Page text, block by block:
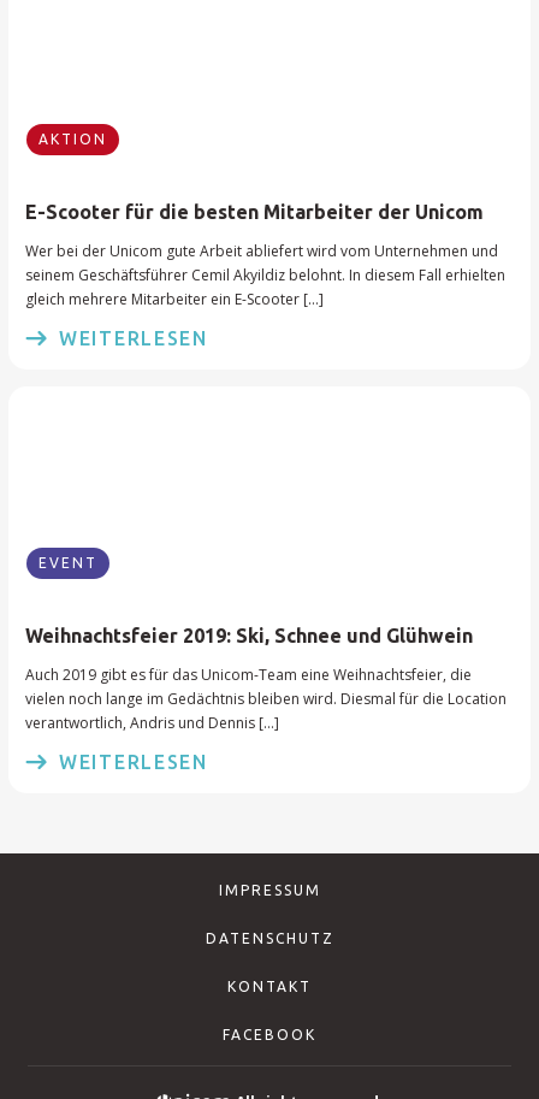
AKTION
E-Scooter für die besten Mitarbeiter der Unicom
Wer bei der Unicom gute Arbeit abliefert wird vom Unternehmen und
seinem Geschäftsführer Cemil Akyildiz belohnt. In diesem Fall erhielten
gleich mehrere Mitarbeiter ein E-Scooter […]
WEITERLESEN
EVENT
Weihnachtsfeier 2019: Ski, Schnee und Glühwein
Auch 2019 gibt es für das Unicom-Team eine Weihnachtsfeier, die
vielen noch lange im Gedächtnis bleiben wird. Diesmal für die Location
verantwortlich, Andris und Dennis […]
WEITERLESEN
IMPRESSUM
DATENSCHUTZ
KONTAKT
FACEBOOK